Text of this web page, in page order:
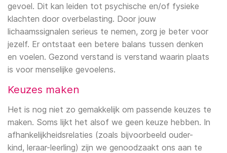
gevoel. Dit kan leiden tot psychische en/of fysieke
klachten door overbelasting. Door jouw
lichaamssignalen serieus te nemen, zorg je beter voor
jezelf. Er ontstaat een betere balans tussen denken
en voelen. Gezond verstand is verstand waarin plaats
is voor menselijke gevoelens.
Keuzes maken
Het is nog niet zo gemakkelijk om passende keuzes te
maken. Soms lijkt het alsof we geen keuze hebben. In
afhankelijkheidsrelaties (zoals bijvoorbeeld ouder-
kind, leraar-leerling) zijn we genoodzaakt ons aan te
Valpreventie
Laser Therapie
Echografie
EPTE
Kaakklachten
Acute knieblessure
Lage rugpijn
Nekklachten
Langdurige pijn
Osteoporose
Lucas Gorissen
Sven Frijters
Marnix Roothooft
Niels Eelens
Lode Elens
Richard Mol